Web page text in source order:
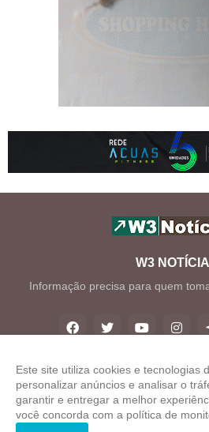
W3
Informação precisa para quem
Copyright ©2026
INÍCIO SOBRE CONTATO
Este site utiliza cookies e tecnologias
personalizar anúncios e analisar o
garantir e entregar a melhor
você concorda com a política de